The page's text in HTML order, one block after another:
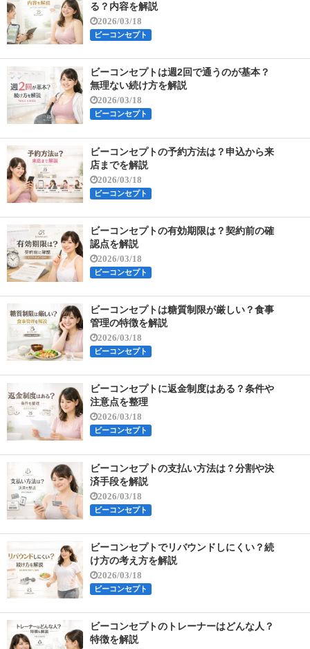
る？内容を解説
2026/03/18
ビーコンセプト
ビーコンセプトは週2回で通うのが基本？
無理ない続け方を解説
2026/03/18
ビーコンセプト
ビーコンセプトの予約方法は？申込から来
店までを解説
2026/03/18
ビーコンセプト
ビーコンセプトの有効期限は？契約前の確
認点を解説
2026/03/18
ビーコンセプト
ビーコンセプトは糖質制限が厳しい？食事
管理の特徴を解説
2026/03/18
ビーコンセプト
ビーコンセプトに返金制度はある？条件や
注意点を整理
2026/03/18
ビーコンセプト
ビーコンセプトの支払い方法は？分割や決
済手段を解説
2026/03/18
ビーコンセプト
ビーコンセプトでリバウンドしにくい？続
け方の考え方を解説
2026/03/18
ビーコンセプト
ビーコンセプトのトレーナーはどんな人？
特徴を解説